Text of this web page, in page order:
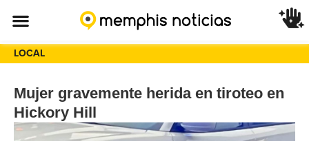
LOCAL
Mujer gravemente herida en tiroteo en
Hickory Hill